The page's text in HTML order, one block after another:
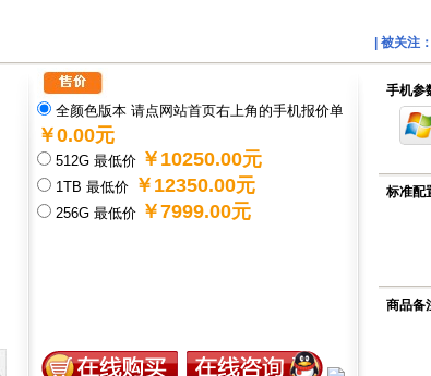
| 被关注：
全颜色版本 请点网站首页右上角的手机报价单
￥0.00元
512G 最低价 ￥10250.00元
1TB 最低价 ￥12350.00元
256G 最低价 ￥7999.00元
手机参
标准配
商品备